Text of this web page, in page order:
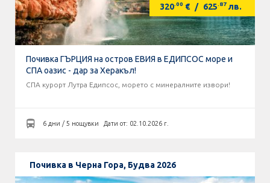
320.00 € / 625.87 лв.
Почивка ГЪРЦИЯ на остров ЕВИЯ в ЕДИПСОС море и
СПА оазис - дар за Херакъл!
СПА курорт Лутра Едипсос, морето с минералните извори!
6 дни / 5 нощувки Дати от: 02.10.2026 г.
Почивка в Черна Гора, Будва 2026